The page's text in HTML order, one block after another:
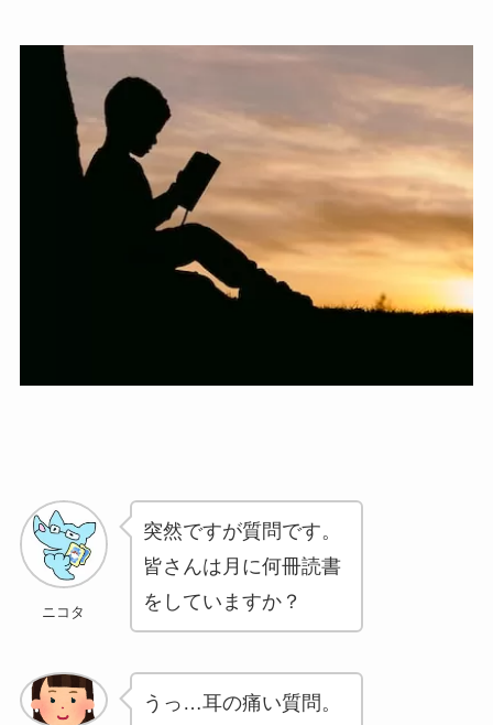
ニコタ
突然ですが質問です。
皆さんは月に何冊読書
をしていますか？
うっ…耳の痛い質問。